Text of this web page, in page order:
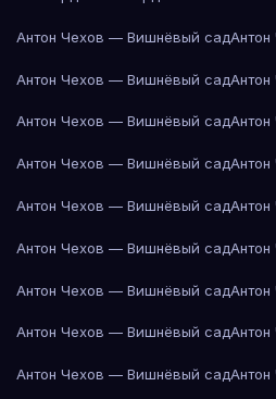
Антон Чехов — Вишнёвый сад
Антон Чехов — Вишнёвый сад
Антон Чехов — Вишнёвый сад
Антон Чехов — Вишнёвый сад
Антон Чехов — Вишнёвый сад
Антон Чехов — Вишнёвый сад
Антон Чехов — Вишнёвый сад
Антон Чехов — Вишнёвый сад
Антон Чехов — Вишнёвый сад